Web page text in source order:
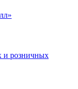
и розничных